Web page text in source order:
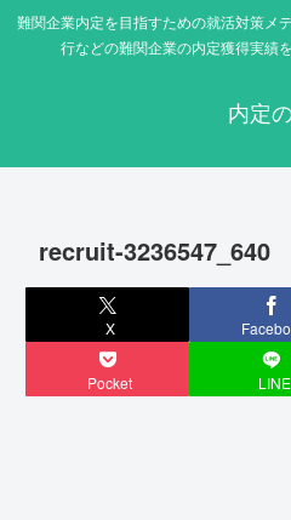
難関企業内定を目指すための就活対策メ
行などの難関企業の内定獲得実績
内定
recruit-3236547_640
X
Pocket LINE